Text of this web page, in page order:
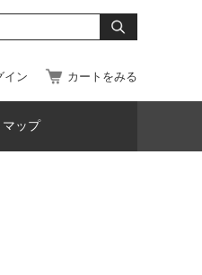
イン カートをみる
ップ